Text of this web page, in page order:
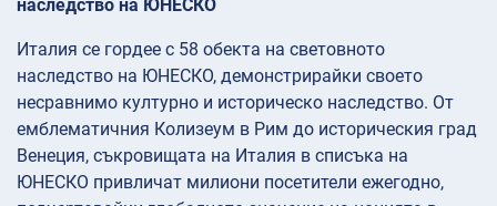
наследство на ЮНЕСКО
Италия се гордее с 58 обекта на световното
наследство на ЮНЕСКО, демонстрирайки своето
несравнимо културно и историческо наследство. От
емблематичния Колизеум в Рим до историческия град
Венеция, съкровищата на Италия в списъка на
ЮНЕСКО привличат милиони посетители ежегодно,